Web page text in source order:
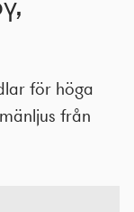
för höga
från